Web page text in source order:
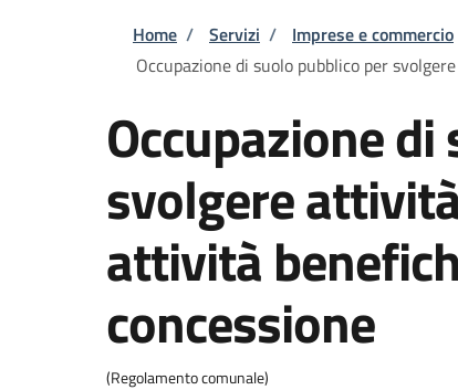
Briciole di pane
Home / Servizi / Imprese e commercio
Occupazione di suolo pubblico per
Occupazione
svolgere
attività
concessione
(Regolamento comunale)